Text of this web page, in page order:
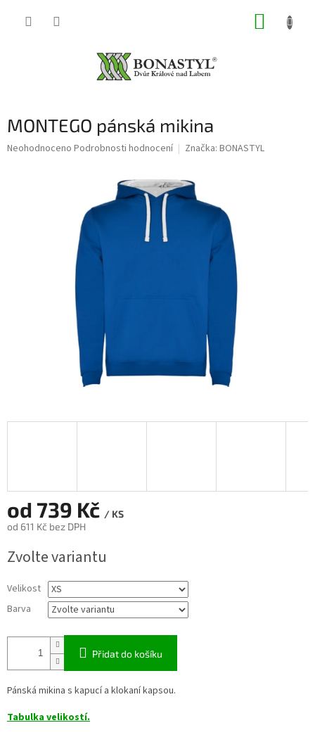
MONTEGO pánská mikina
Průměrné
Neohodnoceno Podrobnosti hodnocení Značka: BONASTYL
od 739 Kč / KS
od 611 Kč bez DPH
cena:
Zvolte variantu
Velikost
Barva
Přidat do košíku
Pánská mikina s kapucí a klokaní kapsou.
Tabulka velikostí.